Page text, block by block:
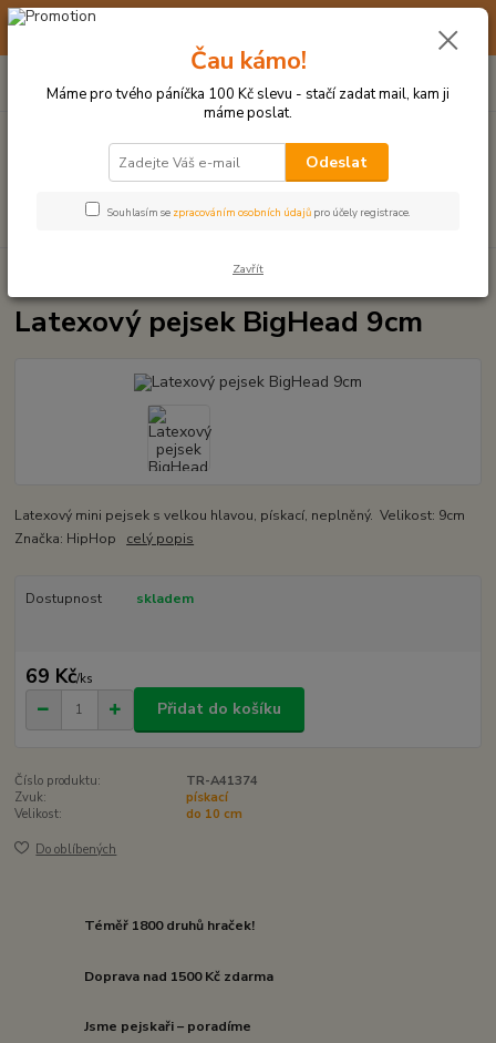
☀️ 10. - 14. SRPNA 2026 MÁME DOVOLENOU ☀️ OBJEDNÁVKY
Hledat
po–pá: 9–17 hod.
za0 Kč
Latexový pejsek BigHead 9cm
Latexový pejsek BigHead 9cm
Latexový mini pejsek s velkou hlavou, pískací, neplněný. Velikost: 9cm
Značka: HipHop celý popis
Dostupnost skladem
69 Kč/ks
Přidat do košíku
Číslo produktu:
TR-A41374
Zvuk:
pískací
Velikost:
do 10 cm
Do oblíbených
Téměř 1800 druhů hraček!
Doprava nad 1500 Kč zdarma
Jsme pejskaři – poradíme
Čau kámo!
Máme pro tvého páníčka 100 Kč slevu - stačí zadat mail, kam ji
máme poslat.
Odeslat
Souhlasím se zpracováním osobních údajů pro účely registrace.
Zavřít